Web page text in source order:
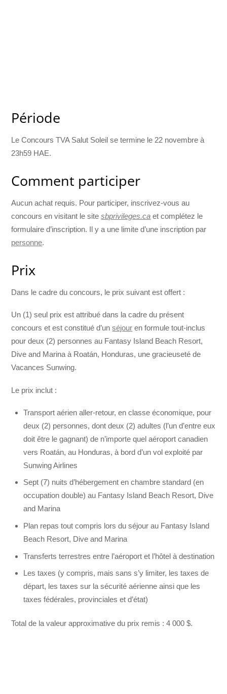
Période
Le Concours TVA Salut Soleil se termine le 22 novembre à
23h59 HAE.
Comment participer
Aucun achat requis. Pour participer, inscrivez-vous au
concours en visitant le sitesbprivileges.ca et complétez le
formulaire d’inscription. Il y a une limite d’une inscription par
personne.
Prix
Dans le cadre du concours, le prix suivant est offert :
Un (1) seul prix est attribué dans la cadre du présent
concours et est constitué d’unséjour en formule tout-inclus
pour deux (2) personnes au Fantasy Island Beach Resort,
Dive and Marina à Roatán, Honduras, une gracieuseté de
Vacances Sunwing.
Le prix inclut :
Transport aérien aller-retour, en classe économique, pour
deux (2) personnes, dont deux (2) adultes (l’un d’entre eux
doit être le gagnant) de n’importe quel aéroport canadien
vers Roatán, au Honduras, à bord d’un vol exploité par
Sunwing Airlines
Sept (7) nuits d’hébergement en chambre standard (en
occupation double) au Fantasy Island Beach Resort, Dive
and Marina
Plan repas tout compris lors du séjour au Fantasy Island
Beach Resort, Dive and Marina
Transferts terrestres entre l’aéroport et l’hôtel à destination
Les taxes (y compris, mais sans s’y limiter, les taxes de
départ, les taxes sur la sécurité aérienne ainsi que les
taxes fédérales, provinciales et d’état)
Total de la valeur approximative du prix remis : 4 000 $.